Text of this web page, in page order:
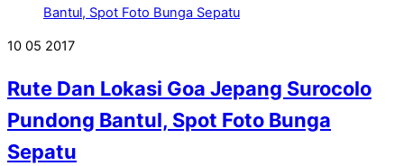
10 05 2017
Rute Dan Lokasi Goa Jepang Surocolo
Pundong Bantul, Spot Foto Bunga
Sepatu